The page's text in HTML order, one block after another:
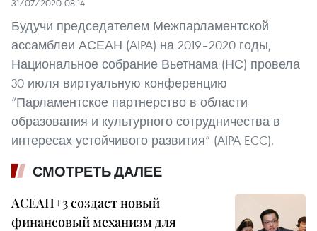
31/07/2020 08:14
Будучи председателем Межпарламентской
ассамблеи АСЕАН (AIPA) на 2019–2020 годы,
Национальное собрание Вьетнама (НС) провела
30 июля виртуальную конференцию
“Парламентское партнерство в области
образования и культурного сотрудничества в
интересах устойчивого развития” (AIPA ECC).
СМОТРЕТЬ ДАЛЕЕ
АСЕАН+3 создаст новый
финансовый механизм для